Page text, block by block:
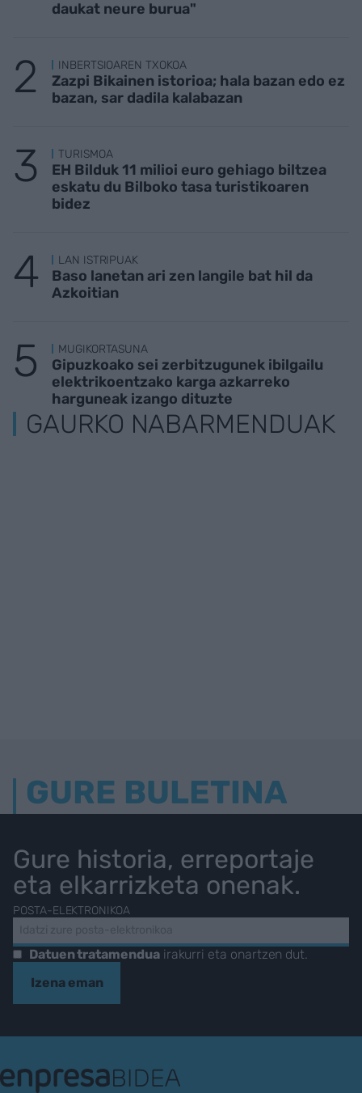
daukat neure burua"
INBERTSIOAREN TXOKOA
Zazpi Bikainen istorioa; hala bazan edo ez
bazan, sar dadila kalabazan
TURISMOA
EH Bilduk 11 milioi euro gehiago biltzea
eskatu du Bilboko tasa turistikoaren
bidez
LAN ISTRIPUAK
Baso lanetan ari zen langile bat hil da
Azkoitian
MUGIKORTASUNA
Gipuzkoako sei zerbitzugunek ibilgailu
elektrikoentzako karga azkarreko
harguneak izango dituzte
GAURKO NABARMENDUAK
GURE BULETINA
Gure historia, erreportaje
eta elkarrizketa onenak.
POSTA-ELEKTRONIKOA
Datuen tratamenduairakurri eta onartzen dut.
Izena eman